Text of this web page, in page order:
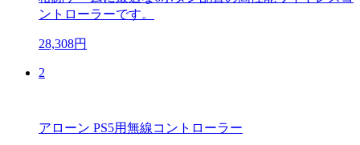
ントローラーです。
28,308円
2
アローン PS5用無線コントローラー